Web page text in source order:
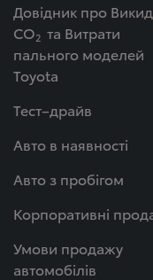
Довідник про
СО2 та Витрати
пального моделей
Toyota
Тест–драйв
Авто в наявності
Авто з пробігом
Корпоративні
Умови продажу
автомобілів